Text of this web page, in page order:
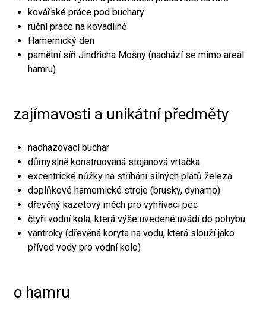
kovářské práce pod buchary
ruční práce na kovadlině
Hamernický den
pamětní síň Jindřicha Mošny (nachází se mimo areál
hamru)
zajímavosti a unikátní předměty
nadhazovací buchar
důmyslně konstruovaná stojanová vrtačka
excentrické nůžky na stříhání silných plátů železa
doplňkové hamernické stroje (brusky, dynamo)
dřevěný kazetový měch pro vyhřívací pec
čtyři vodní kola, která výše uvedené uvádí do pohybu
vantroky (dřevěná koryta na vodu, která slouží jako
přívod vody pro vodní kolo)
o hamru